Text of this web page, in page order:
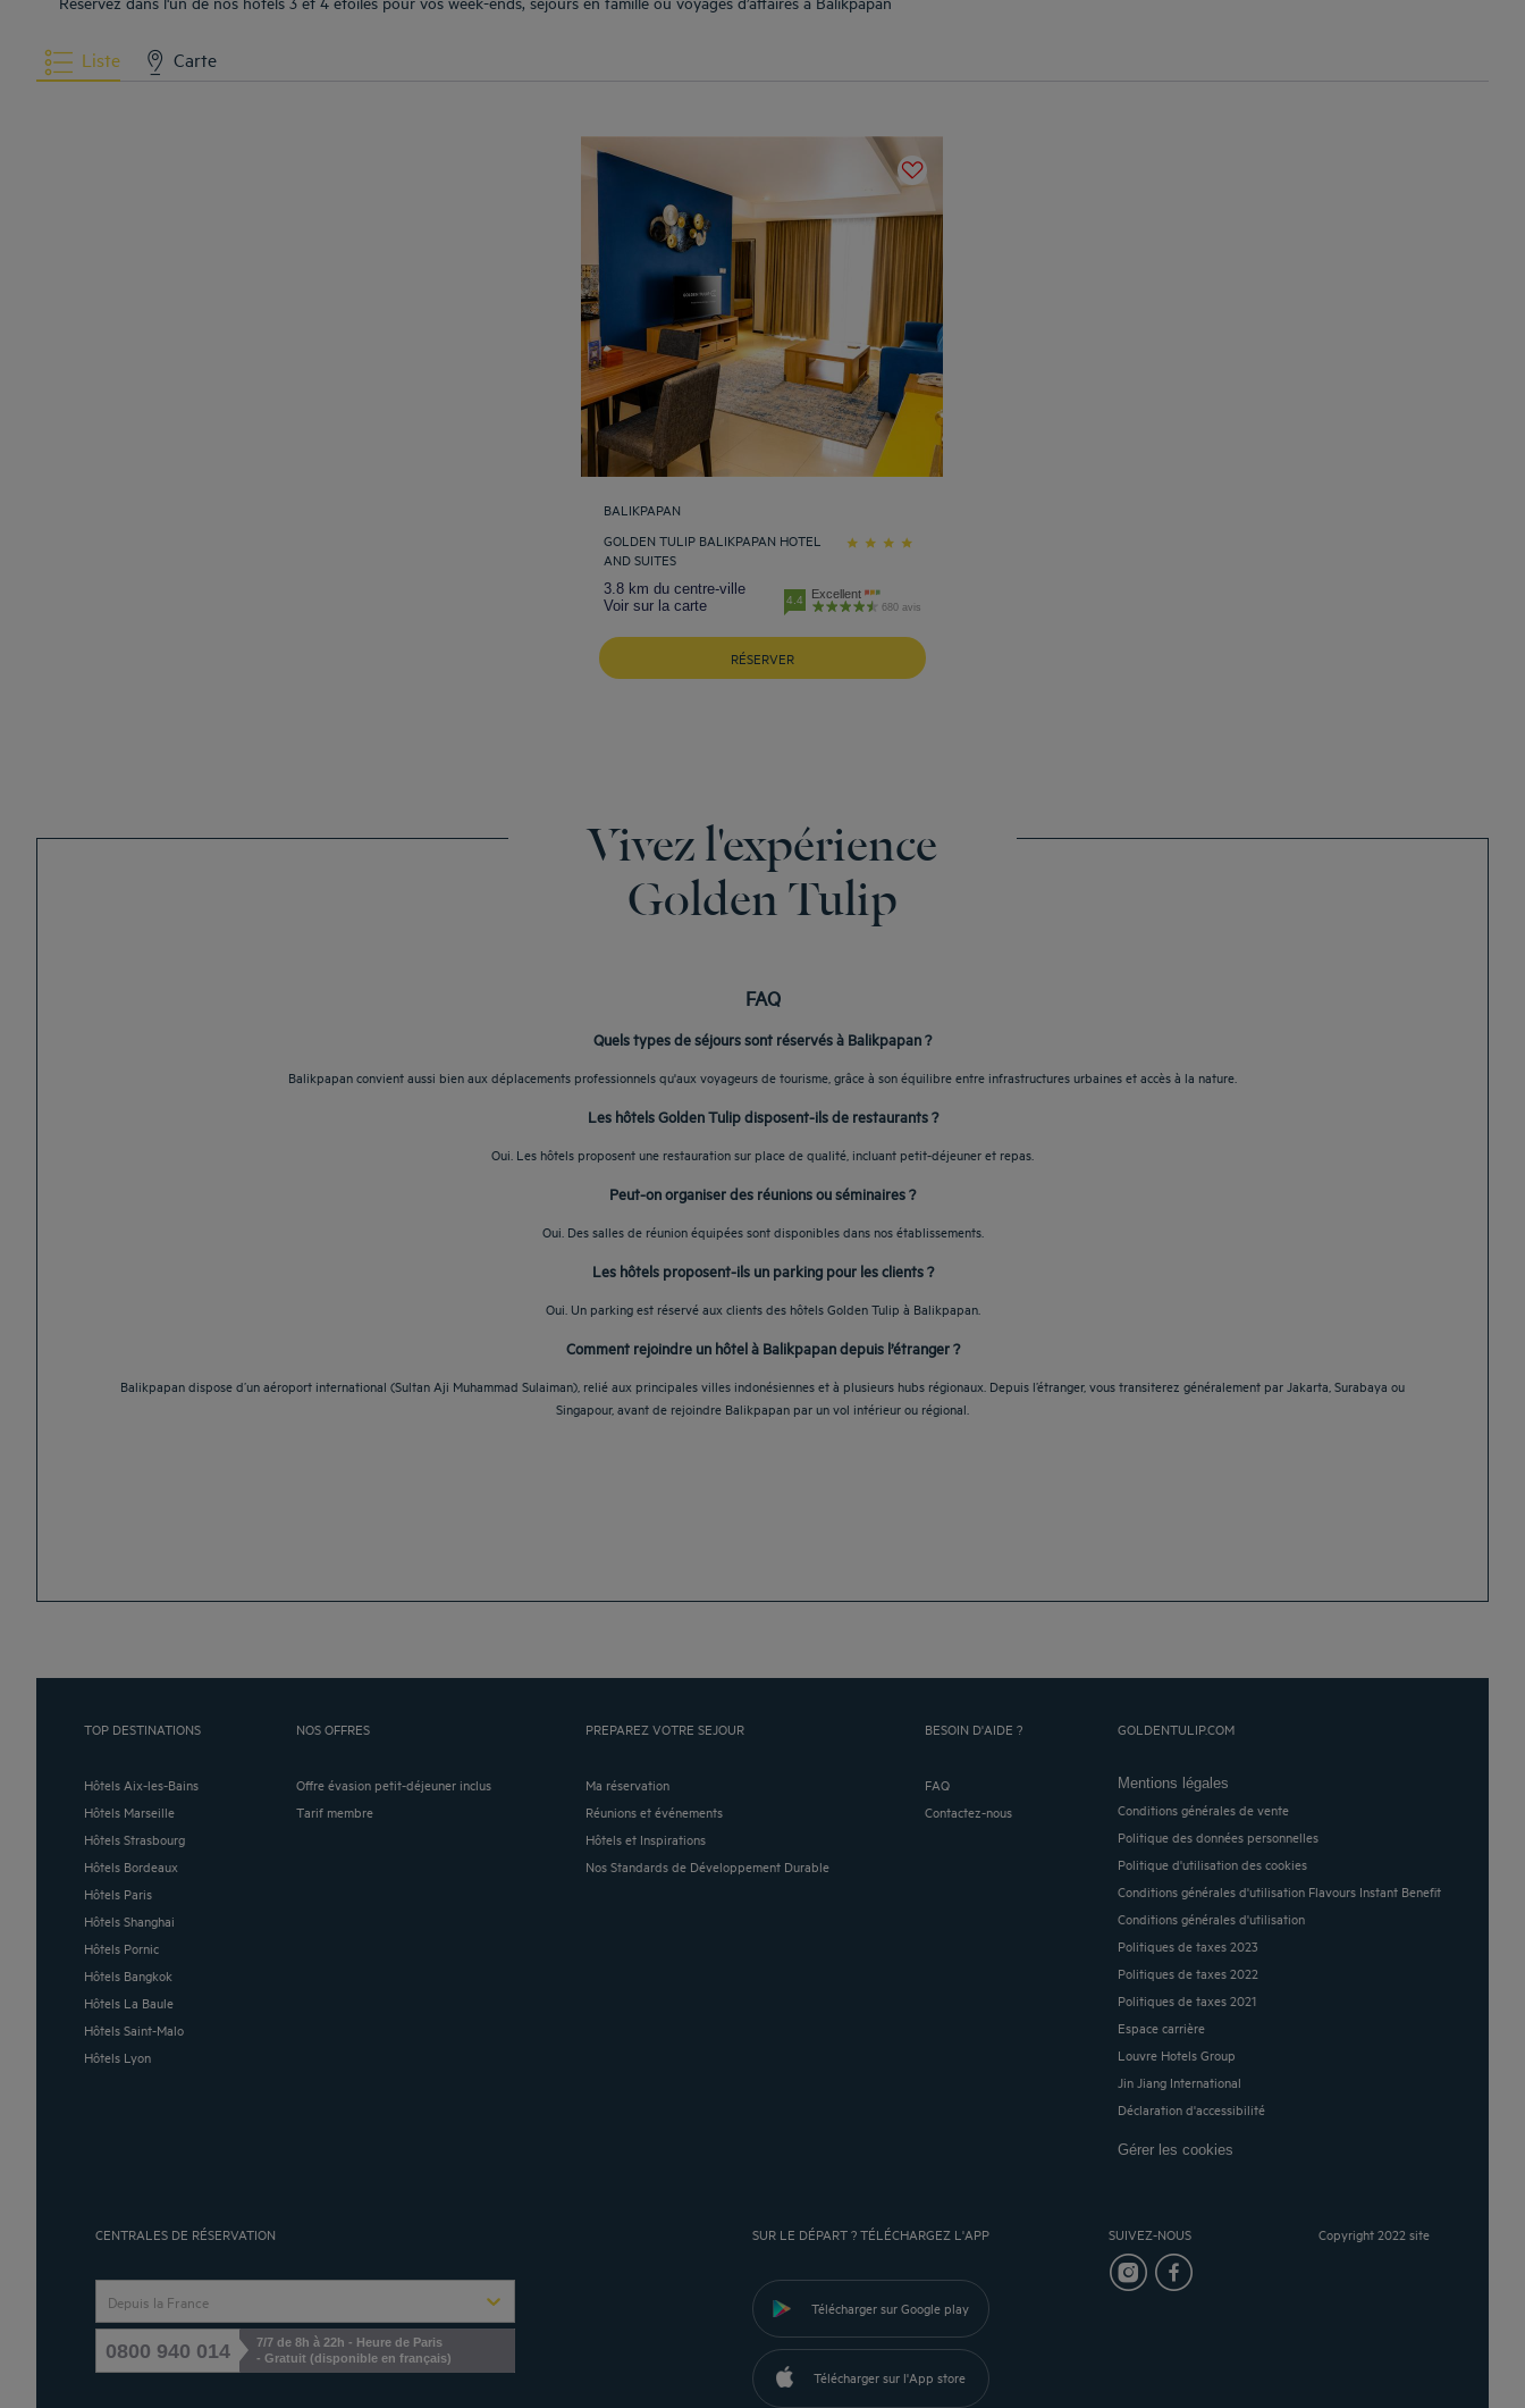
Liste Carte
BALIKPAPAN
GOLDEN TULIP BALIKPAPAN HOTEL
AND SUITES
3.8 km du centre-ville
Voir sur la carte
4.4 Excellent
680 avis
RÉSERVER
Vivez l'expérience
Golden Tulip
FAQ
Quels types de séjours sont réservés à Balikpapan ?
Balikpapan convient aussi bien aux déplacements professionnels qu'aux voyageurs de tourisme, grâce à son équilibre entre infrastructures urbaines et accès à la nature.
Les hôtels Golden Tulip disposent-ils de restaurants ?
Oui. Les hôtels proposent une restauration sur place de qualité, incluant petit-déjeuner et repas.
Peut-on organiser des réunions ou séminaires ?
Oui. Des salles de réunion équipées sont disponibles dans nos établissements.
Les hôtels proposent-ils un parking pour les clients ?
Oui. Un parking est réservé aux clients des hôtels Golden Tulip à Balikpapan.
Comment rejoindre un hôtel à Balikpapan depuis l’étranger ?
Balikpapan dispose d’un aéroport international (Sultan Aji Muhammad Sulaiman), relié aux principales villes indonésiennes et à plusieurs hubs régionaux. Depuis l’étranger, vous transiterez généralement par Jakarta, Surabaya ou
Singapour, avant de rejoindre Balikpapan par un vol intérieur ou régional.
TOP DESTINATIONS
Hôtels Aix-les-Bains
Hôtels Marseille
Hôtels Strasbourg
Hôtels Bordeaux
Hôtels Paris
Hôtels Shanghai
Hôtels Pornic
Hôtels Bangkok
Hôtels La Baule
Hôtels Saint-Malo
Hôtels Lyon
NOS OFFRES
Offre évasion petit-déjeuner inclus
Tarif membre
PREPAREZ VOTRE SEJOUR
Ma réservation
Réunions et événements
Hôtels et Inspirations
Nos Standards de Développement Durable
BESOIN D'AIDE ?
FAQ
Contactez-nous
GOLDENTULIP.COM
Mentions légales
Conditions générales de vente
Politique des données personnelles
Politique d'utilisation des cookies
Conditions générales d'utilisation Flavours Instant Benefit
Conditions générales d'utilisation
Politiques de taxes 2023
Politiques de taxes 2022
Politiques de taxes 2021
Espace carrière
Louvre Hotels Group
Jin Jiang International
Déclaration d'accessibilité
Gérer les cookies
CENTRALES DE RÉSERVATION
Depuis la France
0800 940 014
7/7 de 8h à 22h - Heure de Paris
- Gratuit (disponible en français)
SUR LE DÉPART ? TÉLÉCHARGEZ L'APP
Télécharger sur Google play
Télécharger sur l'App store
SUIVEZ-NOUS Copyright 2022 site